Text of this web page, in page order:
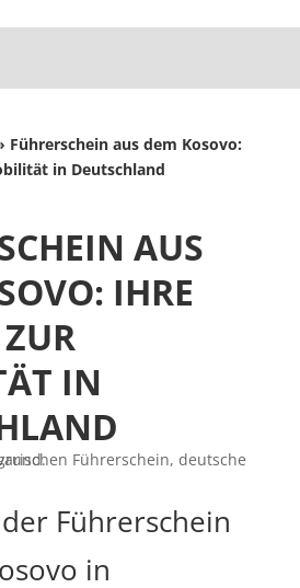
Führerschein aus dem Kosovo:
in Deutschland
AUS
IHRE
IN
Führerschein
in